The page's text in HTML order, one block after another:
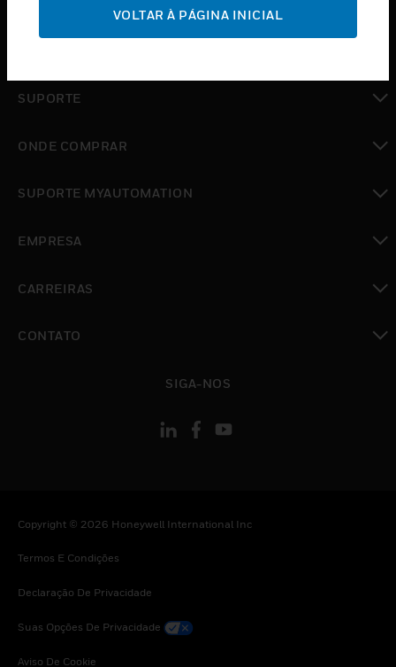
toggle view
toggle view
SUPORTE
ONDE COMPRAR
SUPORTE MYAUTOMATION
EMPRESA
CARREIRAS
CONTATO
SIGA-NOS
Copyright © 2026 Honeywell International Inc
Termos E Condições
Declaração De Privacidade
Suas Opções De Privacidade
Aviso De Cookie
VOLTAR À PÁGINA INICIAL